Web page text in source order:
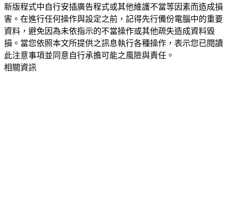
新版程式中自行安插廣告程式或其他維護不當等因素而造成損
害。在進行任何操作與設定之前，記得先行備份電腦中的重要
資料，避免因為未依指示的不當操作或其他疏失造成資料毀
損。當您依照本文所提供之訊息執行各種操作，表示您已閱讀
此注意事項並同意自行承擔可能之風險與責任。
相關資訊